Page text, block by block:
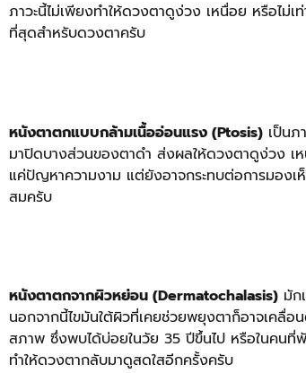
ภาวะนี้ไม่เพียงทำให้ดวงตาดูง่วง เหนื่อย หรือไม่
ที่สุดสำหรับดวงตาครับ
หนังตาตกแบบกล้ามเนื้ออ่อนแรง (Ptosis) เป็นภ
มาปิดบางส่วนของตาดำ ส่งผลให้ดวงตาดูง่วง เห
แค่ปัญหาความงาม แต่ยังอาจกระทบต่อการมองเ
สมครับ
หนังตาตกจากผิวหย่อน (Dermatochalasis) มัก
นอกจากนี้ไขมันใต้ผิวที่เคยช่วยพยุงตาก็อาจเคลื่อ
สภาพ ซึ่งพบได้บ่อยในวัย 35 ปีขึ้นไป หรือในคนที่
ทำให้ดวงตากลับมาดูสดใสอีกครั้งครับ